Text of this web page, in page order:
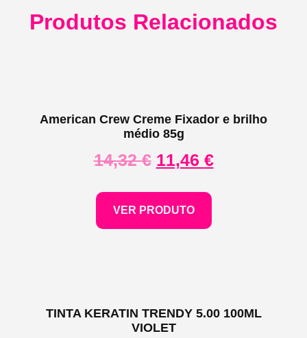
Produtos Relacionados
American Crew Creme Fixador e brilho
médio 85g
14,32€ 11,46 €
VER PRODUTO
TINTA KERATIN TRENDY 5.00 100ML
VIOLET